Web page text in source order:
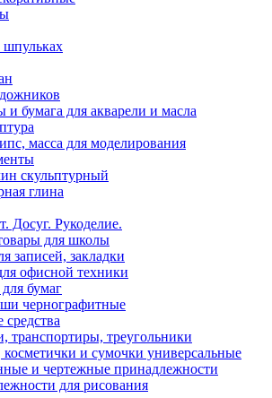
и бумага для акварели и масла
масса для моделирования
скульптурный
глина
Досуг. Рукоделие.
для школы
записей, закладки
офисной техники
бумаг
чернографитные
транспортиры, треугольники
и сумочки универсальные
и чертежные принадлежности
для рисования